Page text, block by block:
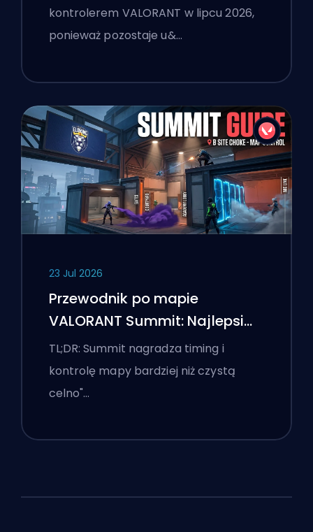
kontrolerem VALORANT w lipcu 2026,
ponieważ pozostaje u&…
23 Jul 2026
Przewodnik po mapie
VALORANT Summit: Najlepsi
agenci, wezwania i smoki
TL;DR: Summit nagradza timing i
kontrolę mapy bardziej niż czystą
celno"…